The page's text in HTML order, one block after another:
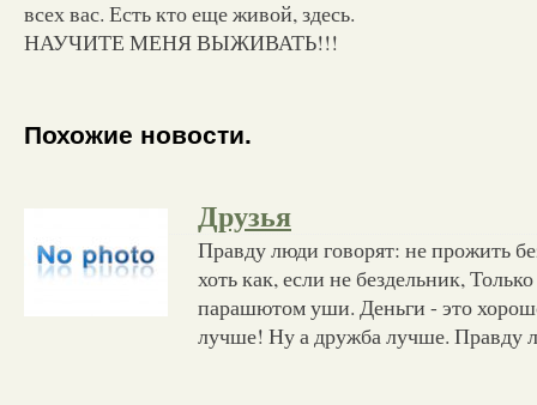
всех вас. Есть кто еще живой, здесь.
НАУЧИТЕ МЕНЯ ВЫЖИВАТЬ!!!
Похожие новости.
Друзья
Правду люди говорят: не прожить
хоть как, если не бездельник,
парашютом уши. Деньги - это
лучше! Ну а дружба лучше. Правду